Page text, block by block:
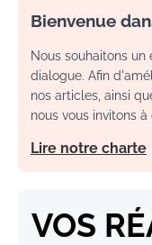
Bienvenue
Nous souhaitons
dialogue. Afin
nos articles, ainsi
nous vous invitons
Lire notre charte
VOS